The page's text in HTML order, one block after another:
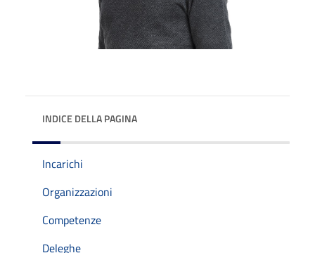
INDICE DELLA PAGINA
Incarichi
Organizzazioni
Competenze
Deleghe